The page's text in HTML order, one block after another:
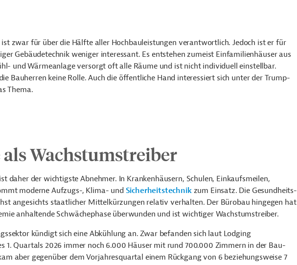
zwar für über die Hälfte aller Hochbauleistungen verantwortlich. Jedoch ist er für
Gebäudetechnik weniger interessant. Es entstehen zumeist Einfamilienhäuser aus
und Wärmeanlage versorgt oft alle Räume und ist nicht individuell einstellbar.
Bauherren keine Rolle. Auch die öffentliche Hand interessiert sich unter der Trump-
Thema.
Wachstumstreiber
daher der wichtigste Abnehmer. In Krankenhäusern, Schulen, Einkaufsmeilen,
moderne Aufzugs-, Klima- und Sicherheitstechnikzum Einsatz. Die Gesundheits-
angesichts staatlicher Mittelkürzungen relativ verhalten. Der Bürobau hingegen hat
anhaltende Schwächephase überwunden und ist wichtiger Wachstumstreiber.
kündigt sich eine Abkühlung an. Zwar befanden sich laut Lodging
1. Quartals 2026 immer noch 6.000 Häuser mit rund 700.000 Zimmern in der Bau-
aber gegenüber dem Vorjahresquartal einem Rückgang von 6 beziehungsweise 7